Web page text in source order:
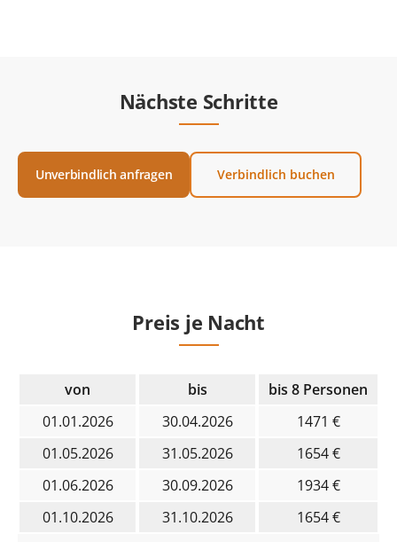
Nächste Schritte
Unverbindlich anfragen Verbindlich buchen
Preis je Nacht
von bis
bis 8 Personen
01.01.2026
30.04.2026
1471 €
01.05.2026
31.05.2026
1654 €
01.06.2026
30.09.2026
1934 €
01.10.2026
31.10.2026 1654 €